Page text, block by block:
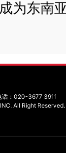
为东南
话：020-3677 3911
All Right Reserved.